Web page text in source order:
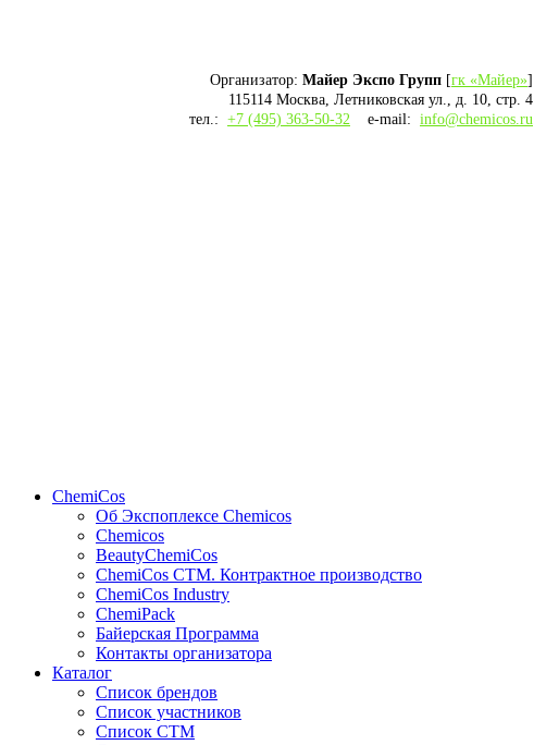
Организатор: Майер Экспо Групп [гк «Майер»]
115114 Москва, Летниковская ул., д. 10, стр. 4
тел.: +7 (495) 363-50-32 e-mail: info@chemicos.ru
ChemiCos
Об Экспоплексе Chemicos
Chemicos
BeautyChemiCos
ChemiCos СТМ. Контрактное производство
ChemiCos Industry
ChemiPack
Байерская Программа
Контакты организатора
Каталог
Список брендов
Список участников
Список СТМ